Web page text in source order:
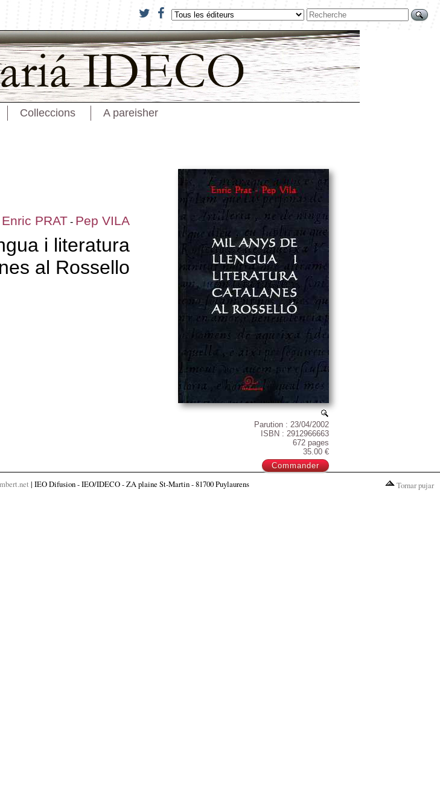
Colleccions A pareisher
Parution : 23/04/2002
ISBN : 2912966663
672 pages
35.00 €
Enric PRAT - Pep VILA
i literatura
al Rossello
| IEO Difusion - IEO/IDECO - ZA plaine St-Martin - 81700 Puylaurens Tornar pujar